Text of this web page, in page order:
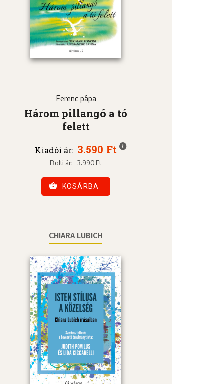
Ferenc pápa
Három pillangó a tó
felett
Kiadói ár: 3.590 Ft
Bolti ár: 3.990 Ft
KOSÁRBA
CHIARA LUBICH